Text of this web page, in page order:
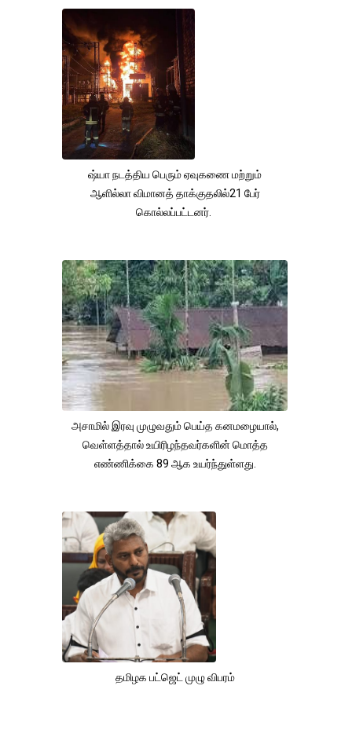
ஷ்யா நடத்திய பெரும் ஏவுகணை மற்றும்
ஆளில்லா விமானத் தாக்குதலில்21 பேர்
கொல்லப்பட்டனர்.
அசாமில் இரவு முழுவதும் பெய்த கனமழையால்,
வெள்ளத்தால் உயிரிழந்தவர்களின் மொத்த
எண்ணிக்கை 89 ஆக உயர்ந்துள்ளது.
தமிழக பட்ஜெட் முழு விபரம்